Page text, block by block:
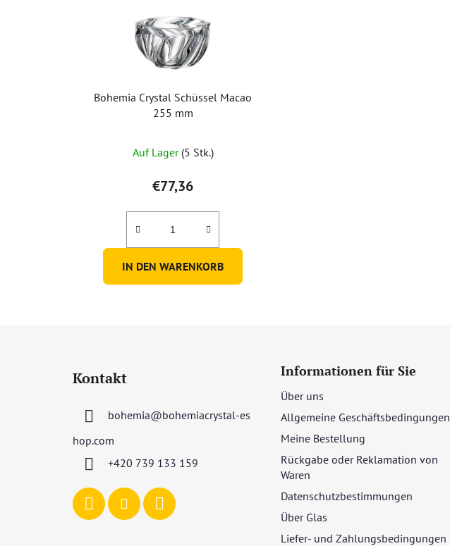
Bohemia Crystal Schüssel Macao
255 mm
Auf Lager (5 Stk.)
€77,36
IN DEN WARENKORB
Kontakt
bohemia@bohemiacrystal-es
hop.com
+420 739 133 159
Informationen für Sie
Über uns
Allgemeine Geschäftsbedingungen
Meine Bestellung
Rückgabe oder Reklamation von
Waren
Datenschutzbestimmungen
Über Glas
Liefer- und Zahlungsbedingungen